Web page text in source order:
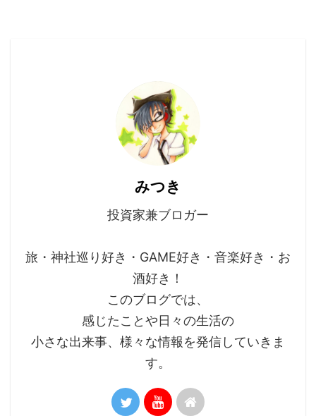
みつき
投資家兼ブロガー
旅・神社巡り好き・GAME好き・音楽好き・お
酒好き！
このブログでは、
感じたことや日々の生活の
小さな出来事、様々な情報を発信していきま
す。